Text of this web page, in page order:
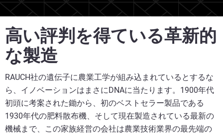
高い評判を得ている革新的
な製造
RAUCH社の遺伝子に農業工学が組み込まれているとするな
ら、イノベーションはまさにDNAに当たります。1900年代
初頭に考案された鋤から、初のベストセラー製品である
1930年代の肥料散布機、そして現在製造されている最新の
機械まで、この家族経営の会社は農業技術業界の最先端の